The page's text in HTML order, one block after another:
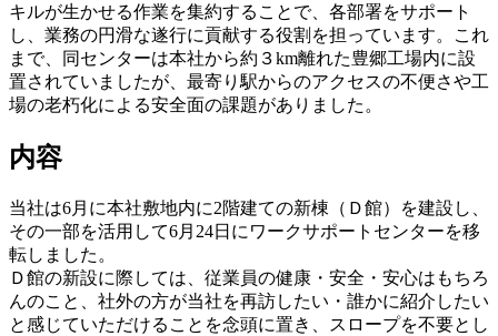
キルが生かせる作業を集約することで、各部署をサポート
し、業務の円滑な遂行に貢献する役割を担っています。これ
まで、同センターは本社から約３km離れた豊郷工場内に設
置されていましたが、最寄り駅からのアクセスの不便さや工
場の老朽化による安全面の課題がありました。
内容
当社は6月に本社敷地内に2階建ての新棟（Ｄ館）を建設し、
その一部を活用して6月24日にワークサポートセンターを移
転しました。
Ｄ館の新設に際しては、従業員の健康・安全・安心はもちろ
んのこと、社外の方が当社を再訪したい・誰かに紹介したい
と感じていただけることを念頭に置き、スロープを不要とし